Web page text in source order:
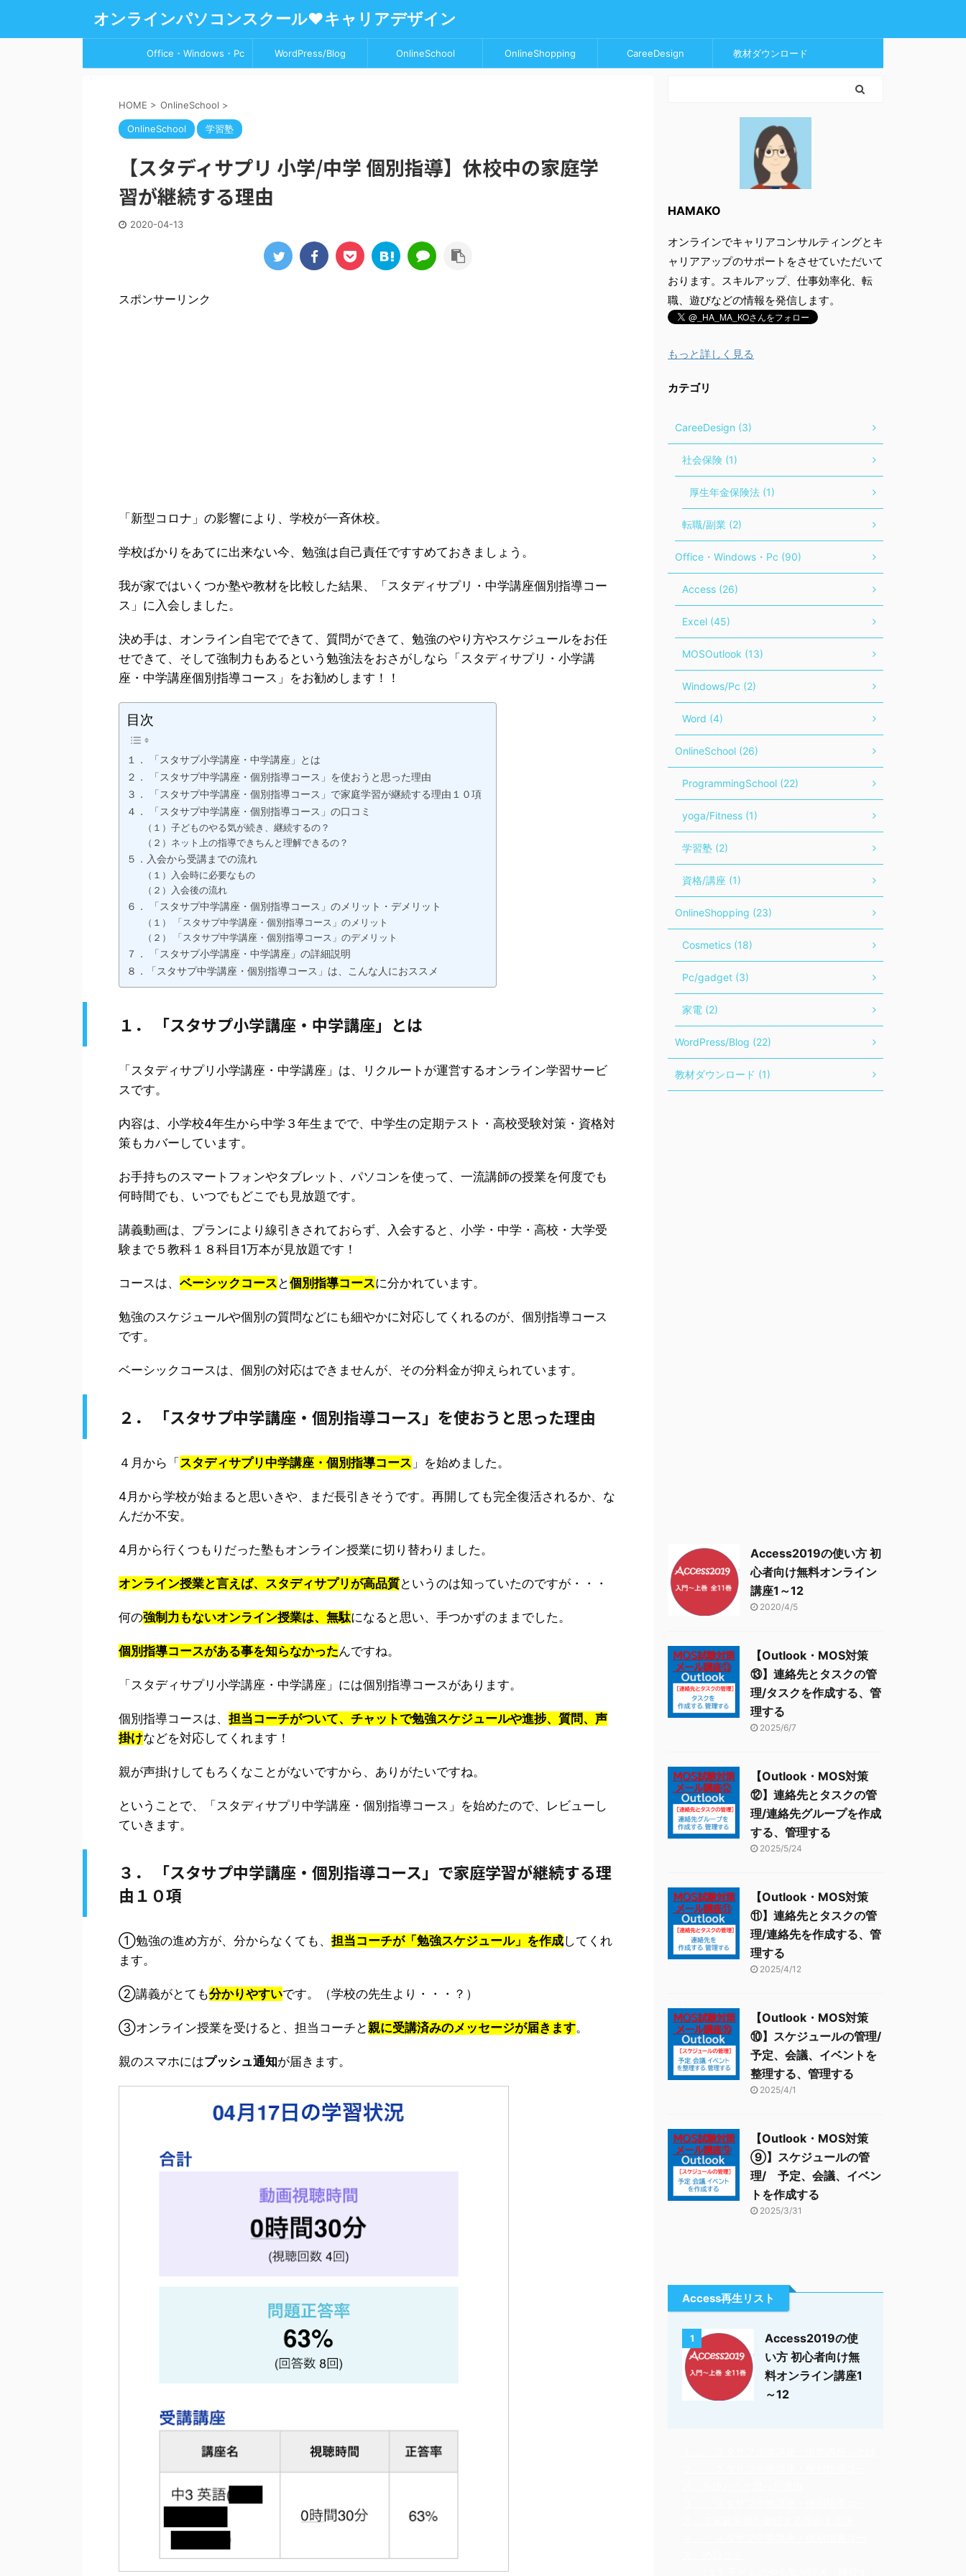
オンラインパソコンスクール♥キャリアデザイン
Office・Windows・Pc WordPress/Blog OnlineSchool OnlineShopping CareeDesign 教材ダウンロード
HOME > OnlineSchool >
OnlineSchool 学習塾
【スタディサプリ 小学/中学 個別指導】休校中の家庭学
習が継続する理由
2020-04-13
スポンサーリンク
「新型コロナ」の影響により、学校が一斉休校。
学校ばかりをあてに出来ない今、勉強は自己責任ですすめておきましょう。
我が家ではいくつか塾や教材を比較した結果、「スタディサプリ・中学講座個別指導コー
ス」に入会しました。
決め手は、オンライン自宅でできて、質問ができて、勉強のやり方やスケジュールをお任
せできて、そして強制力もあるという勉強法をおさがしなら「スタディサプリ・小学講
座・中学講座個別指導コース」をお勧めします！！
目次
１． 「スタサプ小学講座・中学講座」とは
２． 「スタサプ中学講座・個別指導コース」を使おうと思った理由
３． 「スタサプ中学講座・個別指導コース」で家庭学習が継続する理由１０項
４． 「スタサプ中学講座・個別指導コース」の口コミ
（１）子どものやる気が続き、継続するの？
（２）ネット上の指導できちんと理解できるの？
５．入会から受講までの流れ
（１）入会時に必要なもの
（２）入会後の流れ
６． 「スタサプ中学講座・個別指導コース」のメリット・デメリット
（１） 「スタサプ中学講座・個別指導コース」のメリット
（２） 「スタサプ中学講座・個別指導コース」のデメリット
７． 「スタサプ小学講座・中学講座」の詳細説明
８．「スタサプ中学講座・個別指導コース」は、こんな人におススメ
１． 「スタサプ小学講座・中学講座」とは
「スタディサプリ小学講座・中学講座」は、リクルートが運営するオンライン学習サービ
スです。
内容は、小学校4年生から中学３年生までで、中学生の定期テスト・高校受験対策・資格対
策もカバーしています。
お手持ちのスマートフォンやタブレット、パソコンを使って、一流講師の授業を何度でも
何時間でも、いつでもどこでも見放題です。
講義動画は、プランにより線引きされておらず、入会すると、小学・中学・高校・大学受
験まで５教科１８科目1万本が見放題です！
コースは、 ベーシックコース と個別指導コースに分かれています。
勉強のスケジュールや個別の質問などにも細やかに対応してくれるのが、個別指導コース
です。
ベーシックコースは、個別の対応はできませんが、その分料金が抑えられています。
２． 「スタサプ中学講座・個別指導コース」を使おうと思った理由
４月から「 スタディサプリ中学講座・個別指導コース 」を始めました。
4月から学校が始まると思いきや、まだ長引きそうです。再開しても完全復活されるか、な
んだか不安。
4月から行くつもりだった塾もオンライン授業に切り替わりました。
オンライン授業と言えば、スタディサプリが高品質というのは知っていたのですが・・・
何の強制力もないオンライン授業は、無駄になると思い、手つかずのままでした。
個別指導コースがある事を知らなかったんですね。
「スタディサプリ小学講座・中学講座」には個別指導コースがあります。
個別指導コースは、 担当コーチがついて、チャットで勉強スケジュールや進捗、質問、声
掛けなどを対応してくれます！
親が声掛けしてもろくなことがないですから、ありがたいですね。
ということで、「スタディサプリ中学講座・個別指導コース」を始めたので、レビューし
ていきます。
３． 「スタサプ中学講座・個別指導コース」で家庭学習が継続する理
由１０項
①勉強の進め方が、分からなくても、 担当コーチが「勉強スケジュール」を作成してくれ
ます。
②講義がとても分かりやすいです。（学校の先生より・・・？）
③オンライン授業を受けると、担当コーチと親に受講済みのメッセージが届きます。
親のスマホにはプッシュ通知が届きます。
HAMAKO
オンラインでキャリアコンサルティングとキ
ャリアアップのサポートをさせていただいて
おります。スキルアップ、仕事効率化、転
職、遊びなどの情報を発信します。
もっと詳しく見る
カテゴリ
CareeDesign (3)
社会保険 (1)
厚生年金保険法 (1)
転職/副業 (2)
Office・Windows・Pc (90)
Access (26)
Excel (45)
MOSOutlook (13)
Windows/Pc (2)
Word (4)
OnlineSchool (26)
ProgrammingSchool (22)
yoga/Fitness (1)
学習塾 (2)
資格/講座 (1)
OnlineShopping (23)
Cosmetics (18)
Pc/gadget (3)
家電 (2)
WordPress/Blog (22)
教材ダウンロード (1)
Access2019の使い方 初
心者向け無料オンライン
講座1～12
2020/4/5
【Outlook・MOS対策
⑬】連絡先とタスクの管
理/タスクを作成する、管
理する
2025/6/7
【Outlook・MOS対策
⑫】連絡先とタスクの管
理/連絡先グループを作成
する、管理する
2025/5/24
【Outlook・MOS対策
⑪】連絡先とタスクの管
理/連絡先を作成する、管
理する
2025/4/12
【Outlook・MOS対策
⑩】スケジュールの管理/
予定、会議、イベントを
整理する、管理する
2025/4/1
【Outlook・MOS対策
⑨】スケジュールの管
理/ 予定、会議、イベン
トを作成する
2025/3/31
Access再生リスト
1
Access2019の使
い方 初心者向け無
料オンライン講座1
～12